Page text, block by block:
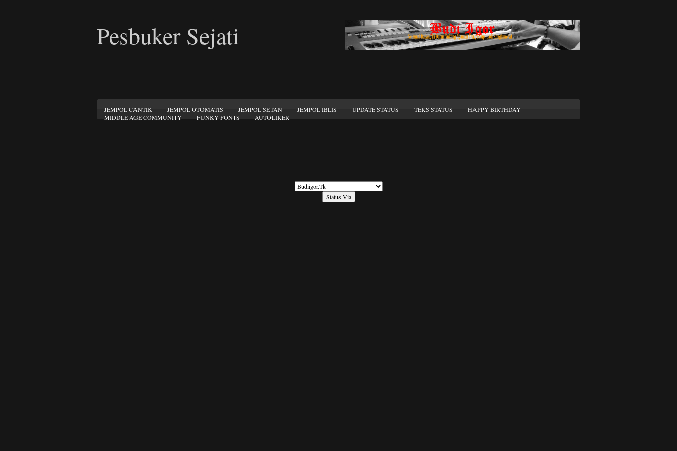
Pesbuker Sejati
JEMPOL CANTIK JEMPOL OTOMATIS JEMPOL SETAN JEMPOL IBLIS UPDATE STATUS TEKS STATUS
HAPPY BIRTHDAY
MIDDLE AGE COMMUNITY
FUNKY FONTS AUTOLIKER